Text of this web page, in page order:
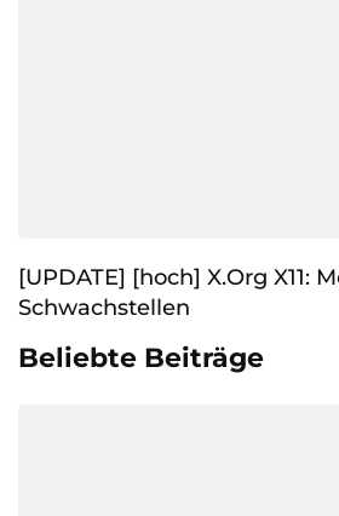
[UPDATE] [hoch] X.Org X11:
Schwachstellen
Beliebte Beiträge